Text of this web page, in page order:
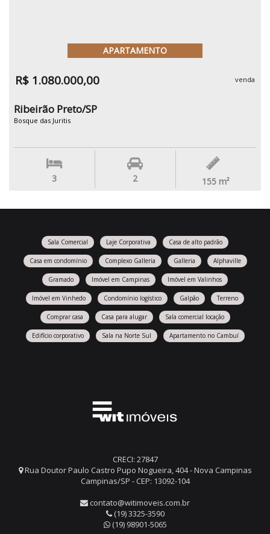
APARTAMENTO
R$ 1.080.000,00 venda
Ribeirão Preto/SP
Bosque das Juritis
3 2 155 m²
Sala Comercial Laje Corporativa Casa de alto padrão
Casa em condomínio Complexo Galleria Galleria Alphaville
Gramado Imóvel em Campinas Imóvel em Valinhos
Imóvel em Vinhedo Condomínio logístico Galpão Terreno
Comprar casa Casa para alugar Sala comercial locação
Edifício corporativo Sala na Norte Sul Apartamento no Cambuí
CRECI: 27847
Rua Doutor Paulo Castro Pupo Nogueira, 404 - Nova Campinas
Campinas/SP - CEP: 13092-104
contato@witimoveis.com.br
(19) 3325-3590
(19) 98901-5065